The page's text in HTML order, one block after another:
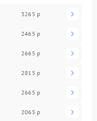
3265 р
2465 р
2665 р
2815 р
2665 р
2065 р